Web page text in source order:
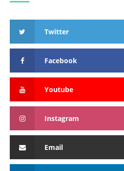
Twitter
Facebook
Youtube
Instagram
Email